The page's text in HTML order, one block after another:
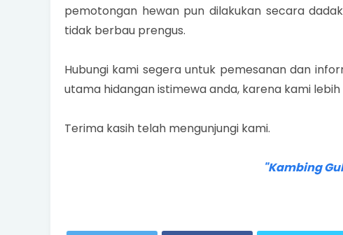
pemotongan hewan pun dilakukan secara
tidak berbau prengus.
Hubungi kami segera untuk pemesanan dan
utama hidangan istimewa anda, karena kami
Terima kasih telah mengunjungi kami.
"Kambing